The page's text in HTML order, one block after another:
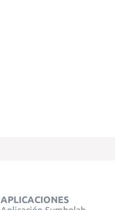
APLICACIONES